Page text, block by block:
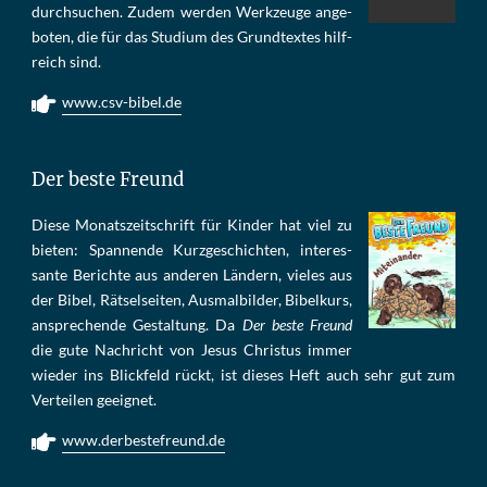
durch­su­chen. Zu­dem wer­den Werk­zeu­ge an­ge­
bo­ten, die für das Stu­di­um des Grund­tex­tes hilf­
reich sind.
www.csv-bibel.de
Der beste Freund
Die­se Mo­nats­zeit­schrift für Kin­der hat viel zu
bie­ten: Span­nen­de Kurz­ge­schich­ten, in­te­res­
san­te Be­rich­te aus an­de­ren Län­dern, vie­les aus
der Bi­bel, Rät­sel­sei­ten, Aus­mal­bil­der, Bi­bel­kurs,
an­sprech­ende Ge­stal­tung. Da Der beste Freund
die gu­te Nach­richt von Je­sus Chris­tus im­mer
wie­der ins Blick­feld rückt, ist die­ses Heft auch sehr gut zum
Ver­tei­len ge­eig­net.
www.derbestefreund.de